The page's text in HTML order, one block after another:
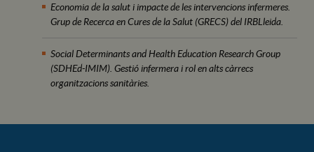
Economia de la salut i impacte de les intervencions infermeres.
Grup de Recerca en Cures de la Salut (GRECS) del IRBLleida.
Social Determinants and Health Education Research Group
(SDHEd-IMIM). Gestió infermera i rol en alts càrrecs
organitzacions sanitàries.